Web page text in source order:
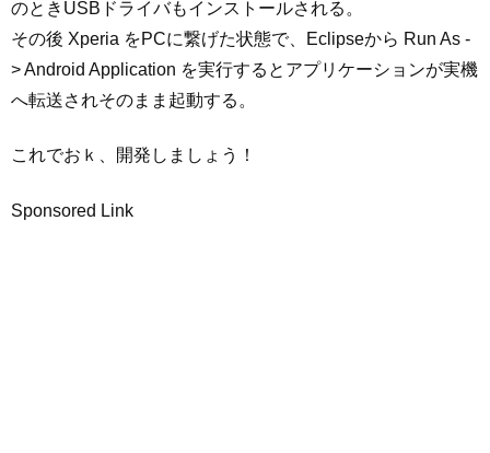
のときUSBドライバもインストールされる。
その後 Xperia をPCに繋げた状態で、Eclipseから Run As -
> Android Application を実行するとアプリケーションが実機
へ転送されそのまま起動する。
これでおｋ、開発しましょう！
Sponsored Link